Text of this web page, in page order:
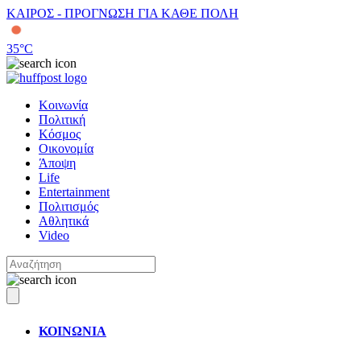
ΚΑΙΡΟΣ - ΠΡΟΓΝΩΣΗ ΓΙΑ ΚΑΘΕ ΠΟΛΗ
35°C
Κοινωνία
Πολιτική
Κόσμος
Οικονομία
Άποψη
Life
Entertainment
Πολιτισμός
Αθλητικά
Video
ΚΟΙΝΩΝΙΑ